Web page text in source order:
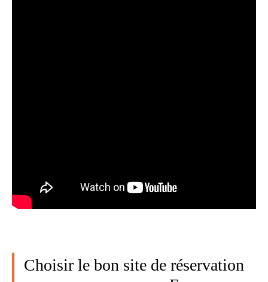
Choisir le bon site de réservation